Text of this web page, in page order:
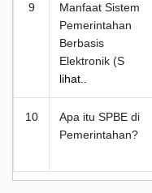
9
Manfaat Sistem
Pemerintahan
Berbasis
Elektronik (S
lihat..
10
Apa itu SPBE di
Pemerintahan?